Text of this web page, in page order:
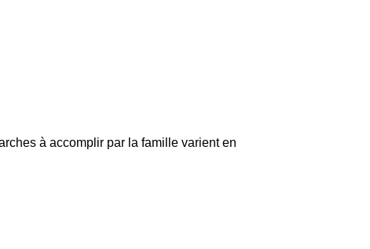
à accomplir par la famille varient en